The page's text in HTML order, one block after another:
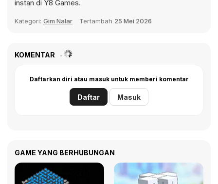
instan di Y8 Games.
Kategori: Gim Nalar Tertambah 25 Mei 2026
KOMENTAR
Daftarkan diri atau masuk untuk memberi komentar
Daftar Masuk
GAME YANG BERHUBUNGAN